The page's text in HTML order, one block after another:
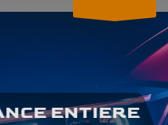
ENTIERE